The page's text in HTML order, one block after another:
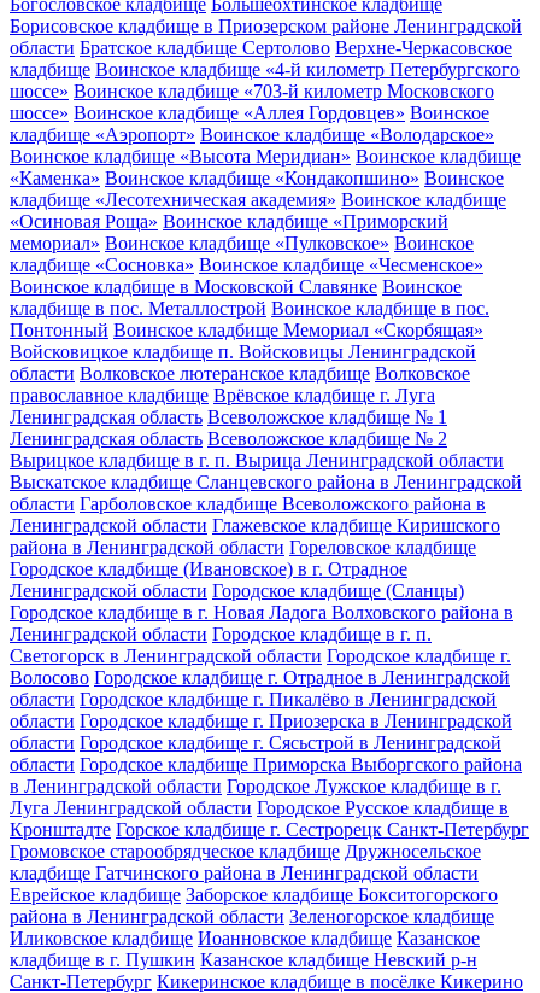
Богословское кладбище Большеохтинское кладбище
Борисовское кладбище в Приозерском районе Ленинградской
области Братское кладбище Сертолово Верхне-Черкасовское
кладбище Воинское кладбище «4-й километр Петербургского
шоссе» Воинское кладбище «703-й километр Московского
шоссе» Воинское кладбище «Аллея Гордовцев» Воинское
кладбище «Аэропорт» Воинское кладбище «Володарское»
Воинское кладбище «Высота Меридиан» Воинское кладбище
«Каменка» Воинское кладбище «Кондакопшино» Воинское
кладбище «Лесотехническая академия» Воинское кладбище
«Осиновая Роща» Воинское кладбище «Приморский
мемориал» Воинское кладбище «Пулковское» Воинское
кладбище «Сосновка» Воинское кладбище «Чесменское»
Воинское кладбище в Московской Славянке Воинское
кладбище в пос. Металлострой Воинское кладбище в пос.
Понтонный Воинское кладбище Мемориал «Скорбящая»
Войсковицкое кладбище п. Войсковицы Ленинградской
области Волковское лютеранское кладбище Волковское
православное кладбище Врёвское кладбище г. Луга
Ленинградская область Всеволожское кладбище № 1
Ленинградская область Всеволожское кладбище № 2
Вырицкое кладбище в г. п. Вырица Ленинградской области
Выскатское кладбище Сланцевского района в Ленинградской
области Гарболовское кладбище Всеволожского района в
Ленинградской области Глажевское кладбище Киришского
района в Ленинградской области Гореловское кладбище
Городское кладбище (Ивановское) в г. Отрадное
Ленинградской области Городское кладбище (Сланцы)
Городское кладбище в г. Новая Ладога Волховского района в
Ленинградской области Городское кладбище в г. п.
Светогорск в Ленинградской области Городское кладбище г.
Волосово Городское кладбище г. Отрадное в Ленинградской
области Городское кладбище г. Пикалёво в Ленинградской
области Городское кладбище г. Приозерска в Ленинградской
области Городское кладбище г. Сясьстрой в Ленинградской
области Городское кладбище Приморска Выборгского района
в Ленинградской области Городское Лужское кладбище в г.
Луга Ленинградской области Городское Русское кладбище в
Кронштадте Горское кладбище г. Сестрорецк Санкт-Петербург
Громовское старообрядческое кладбище Дружносельское
кладбище Гатчинского района в Ленинградской области
Еврейское кладбище Заборское кладбище Бокситогорского
района в Ленинградской области Зеленогорское кладбище
Иликовское кладбище Иоанновское кладбище Казанское
кладбище в г. Пушкин Казанское кладбище Невский р-н
Санкт-Петербург Кикеринское кладбище в посёлке Кикерино